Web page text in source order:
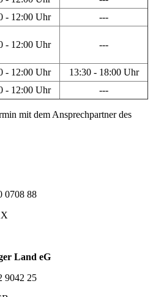
- 12:00 Uhr ---
- 12:00 Uhr ---
- 12:00 Uhr
13:30 - 18:00 Uhr
- 12:00 Uhr ---
mit dem Ansprechpartner des
0708 88
Land eG
9042 25